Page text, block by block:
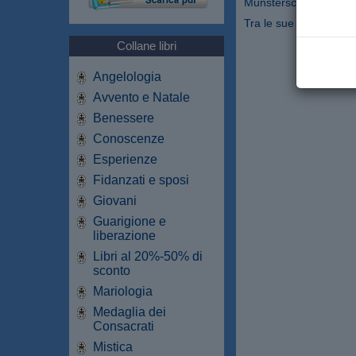
Collane libri
Angelologia
Avvento e Natale
Benessere
Conoscenze
Esperienze
Fidanzati e sposi
Giovani
Guarigione e
liberazione
Libri al 20%-50% di
sconto
Mariologia
Medaglia dei
Consacrati
Mistica
Tra le sue opere